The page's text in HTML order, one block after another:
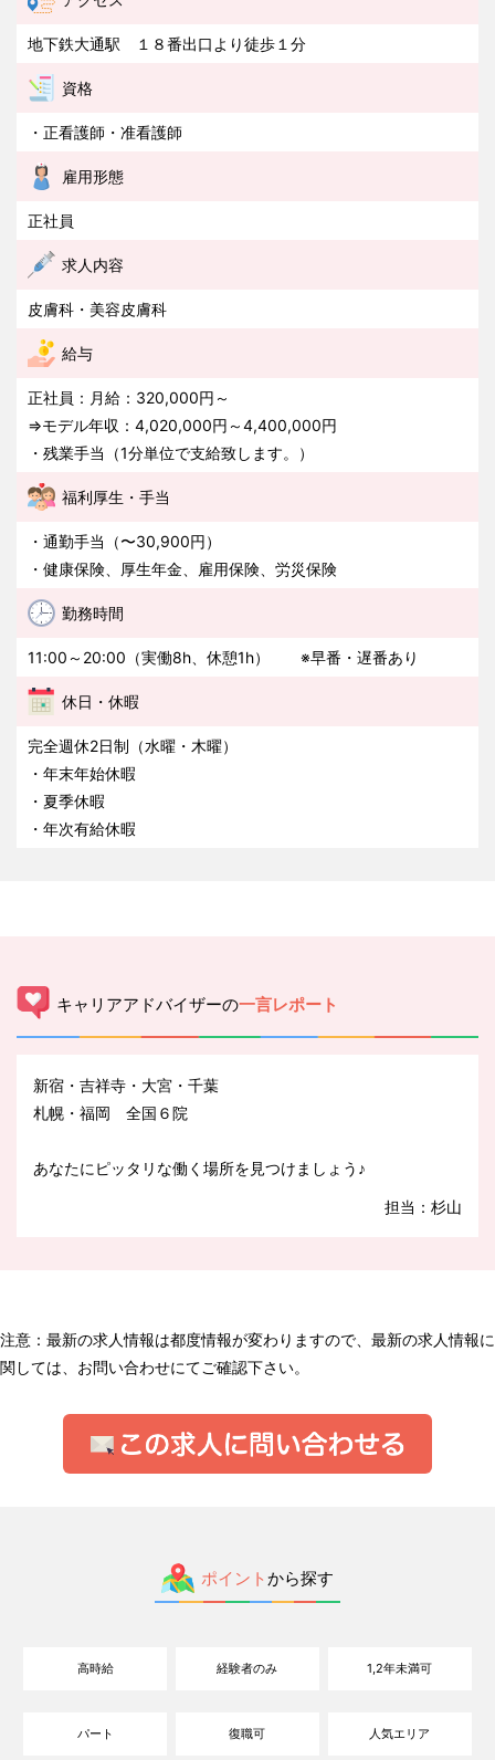
地下鉄大通駅 １８番出口より徒歩１分
資格
・正看護師・准看護師
雇用形態
正社員
求人内容
皮膚科・美容皮膚科
給与
正社員：月給：320,000円～
⇒モデル年収：4,020,000円～4,400,000円
・残業手当（1分単位で支給致します。）
福利厚生・手当
・通勤手当（〜30,900円）
・健康保険、厚生年金、雇用保険、労災保険
勤務時間
11:00～20:00（実働8h、休憩1h） ※早番・遅番あり
休日・休暇
完全週休2日制（水曜・木曜）
・年末年始休暇
・夏季休暇
・年次有給休暇
キャリアアドバイザーの一言レポート
新宿・吉祥寺・大宮・千葉
札幌・福岡 全国６院
あなたにピッタリな働く場所を見つけましょう♪
担当：杉山
注意：最新の求人情報は都度情報が変わりますので、最新の求人情報に
関しては、お問い合わせにてご確認下さい。
ポイントから探す
高時給 経験者のみ 1,2年未満可
パート 復職可 人気エリア